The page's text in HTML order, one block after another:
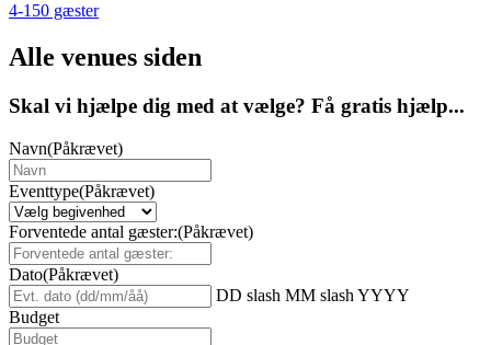
4-150 gæster
Alle venues siden
Skal vi hjælpe dig med at vælge? Få gratis hjælp...
Navn(Påkrævet)
Eventtype(Påkrævet)
Forventede antal gæster:(Påkrævet)
Dato(Påkrævet)
DD slash MM slash YYYY
Budget